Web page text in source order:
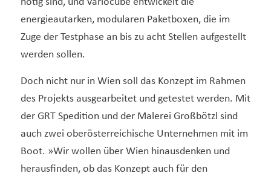
energieautarken, modularen Paketboxen, die im
Zuge der Testphase an bis zu acht Stellen aufgestellt
werden sollen.
Doch nicht nur in Wien soll das Konzept im Rahmen
des Projekts ausgearbeitet und getestet werden. Mit
der GRT Spedition und der Malerei Großbötzl sind
auch zwei oberösterreichische Unternehmen mit im
Boot. »Wir wollen über Wien hinausdenken und
herausfinden, ob das Konzept auch für den